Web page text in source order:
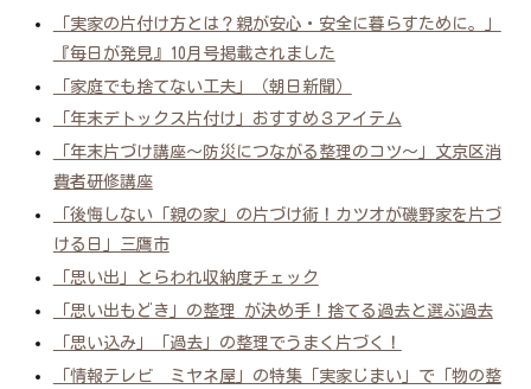
「実家の片付け方とは？親が安心・安全に暮らすために。」
『毎日が発見』10月号掲載されました
「家庭でも捨てない工夫」（朝日新聞）
「年末デトックス片付け」おすすめ３アイテム
「年末片づけ講座～防災につながる整理のコツ～」文京区消
費者研修講座
「後悔しない「親の家」の片づけ術！カツオが磯野家を片づ
ける日」三鷹市
「思い出」とらわれ収納度チェック
「思い出もどき」の整理 が決め手！捨てる過去と選ぶ過去
「思い込み」「過去」の整理でうまく片づく！
「情報テレビ ミヤネ屋」の特集「実家じまい」で「物の整